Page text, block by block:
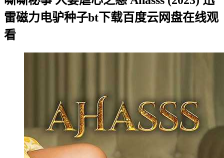
雷磁力电驴种子bt下载百度云网盘在线观
看